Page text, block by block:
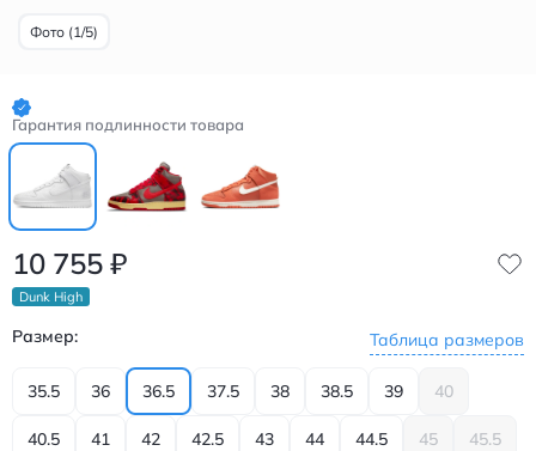
Фото (1/5)
Гарантия подлинности товара
10 755 ₽
Dunk High
Размер: Таблица размеров
35.5 36 36.5 37.5 38 38.5 39 40
40.5 41 42 42.5 43 44 44.5 45 45.5